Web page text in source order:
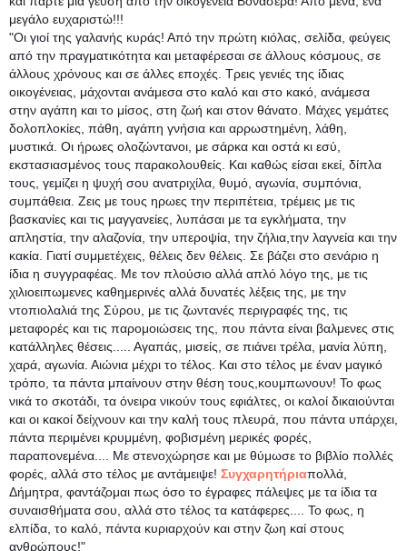
μεγάλο ευχαριστώ!!!
"Οι γιοί της γαλανής κυράς! Από την πρώτη κιόλας, σελίδα, φεύγεις
από την πραγματικότητα και μεταφέρεσαι σε άλλους κόσμους, σε
άλλους χρόνους και σε άλλες εποχές. Τρεις γενιές της ίδιας
οικογένειας, μάχονται ανάμεσα στο καλό και στο κακό, ανάμεσα
στην αγάπη και το μίσος, στη ζωή και στον θάνατο. Μάχες γεμάτες
δολοπλοκίες, πάθη, αγάπη γνήσια και αρρωστημένη, λάθη,
μυστικά. Οι ήρωες ολοζώντανοι, με σάρκα και οστά κι εσύ,
εκστασιασμένος τους παρακολουθείς. Και καθώς είσαι εκεί, δίπλα
τους, γεμίζει η ψυχή σου ανατριχίλα, θυμό, αγωνία, συμπόνια,
συμπάθεια. Ζεις με τους ηρωες την περιπέτεια, τρέμεις με τις
βασκανίες και τις μαγγανείες, λυπάσαι με τα εγκλήματα, την
απληστία, την αλαζονία, την υπεροψία, την ζήλια,την λαγνεία και την
κακία. Γιατί συμμετέχεις, θέλεις δεν θέλεις. Σε βάζει στο σενάριο η
ίδια η συγγραφέας. Με τον πλούσιο αλλά απλό λόγο της, με τις
χιλιοειπωμενες καθημερινές αλλά δυνατές λέξεις της, με την
ντοπιολαλιά της Σύρου, με τις ζωντανές περιγραφές της, τις
μεταφορές και τις παρομοιώσεις της, που πάντα είναι βαλμενες στις
κατάλληλες θέσεις..... Αγαπάς, μισείς, σε πιάνει τρέλα, μανία λύπη,
χαρά, αγωνία. Αιώνια μέχρι το τέλος. Και στο τέλος με έναν μαγικό
τρόπο, τα πάντα μπαίνουν στην θέση τους,κουμπωνουν! Το φως
νικά το σκοτάδι, τα όνειρα νικούν τους εφιάλτες, οι καλοί δικαιούνται
και οι κακοί δείχνουν και την καλή τους πλευρά, που πάντα υπάρχει,
πάντα περιμένει κρυμμένη, φοβισμένη μερικές φορές,
παραπονεμένα.... Με στενοχώρησε και με θύμωσε το βιβλίο πολλές
φορές, αλλά στο τέλος με αντάμειψε! Συγχαρητήριαπολλά,
Δήμητρα, φαντάζομαι πως όσο το έγραφες πάλεψες με τα ίδια τα
συναισθήματα σου, αλλά στο τέλος τα κατάφερες.... Το φως, η
ελπίδα, το καλό, πάντα κυριαρχούν και στην ζωη καί στους
ανθρώπους!"